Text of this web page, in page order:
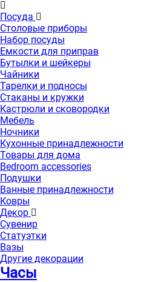
Посуда
Столовые приборы
Набор посуды
Емкости для приправ
Бутылки и шейкеры
Чайники
Тарелки и подносы
Стаканы и кружки
Кастрюли и сковородки
Мебель
Ночники
Кухонные принадлежности
Товары для дома
Bedroom accessories
Подушки
Ванные принадлежности
Ковры
Декор
Сувенир
Статуэтки
Вазы
Другие декорации
Часы